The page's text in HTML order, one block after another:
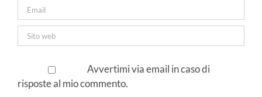
Avvertimi via email in caso di
risposte al mio commento.